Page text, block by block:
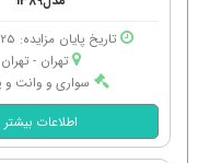
تاریخ پایان مزایده: 1405/05/25
تهران - تهران
سواری و وانت و
اطلاعات بیشتر